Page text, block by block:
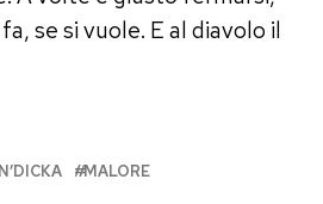
se si vuole. E al diavolo il
MALORE